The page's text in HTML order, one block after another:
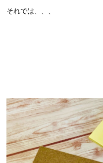
それでは、、、